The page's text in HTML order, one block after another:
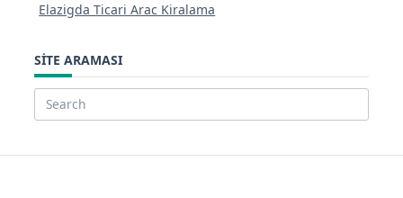
Elazigda Ticari Arac Kiralama
SITE ARAMASI
Search